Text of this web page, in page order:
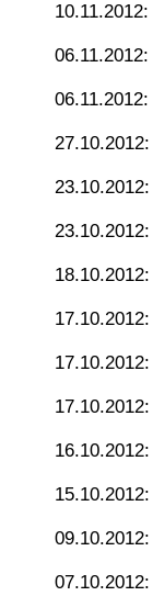
10.11.2012:
06.11.2012:
06.11.2012:
27.10.2012:
23.10.2012:
23.10.2012:
18.10.2012:
17.10.2012:
17.10.2012:
17.10.2012:
16.10.2012:
15.10.2012:
09.10.2012:
07.10.2012: